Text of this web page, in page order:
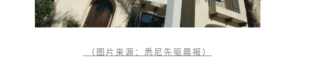
（图片来源：悉尼先驱晨报）